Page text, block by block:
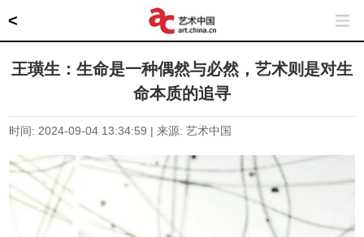
<
王璜生：生命是一种偶然与必然，艺术则是对生
命本质的追寻
时间: 2024-09-04 13:34:59 | 来源: 艺术中国